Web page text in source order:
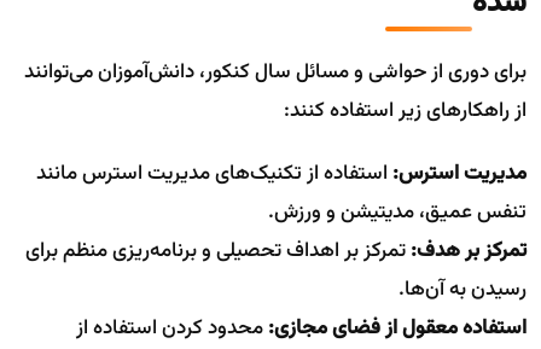
برای دوری از حواشی و مسائل سال کنکور، دانش‌آموزان می‌توانند
از راهکارهای زیر استفاده کنند:
مدیریت استرس: استفاده از تکنیک‌های مدیریت استرس مانند
تنفس عمیق، مدیتیشن و ورزش.
تمرکز بر هدف:تمرکز بر اهداف تحصیلی و برنامه‌ریزی منظم برای
رسیدن به آن‌ها.
استفاده معقول از فضای مجازی:محدود کردن استفاده از